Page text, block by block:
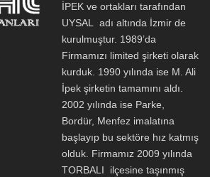
İPEK ve ortakları tarafından
UYSAL adı altında İzmir de
kurulmuştur. 1989’da
Firmamızı limited şirketi olarak
kurduk. 1990 yılında ise M. Ali
İpek şirketin tamamını aldı.
2002 yılında ise Parke,
Bordür, Menfez imalatına
başlayıp bu sektöre hız katmış
olduk. Firmamız 2009 yılında
TORBALI ilçesine taşınmış